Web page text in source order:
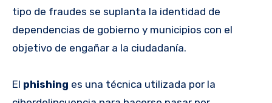
tipo de fraudes se suplanta la identidad de
dependencias de gobierno y municipios con el
objetivo de engañar a la ciudadanía.
El phishing es una técnica utilizada por la